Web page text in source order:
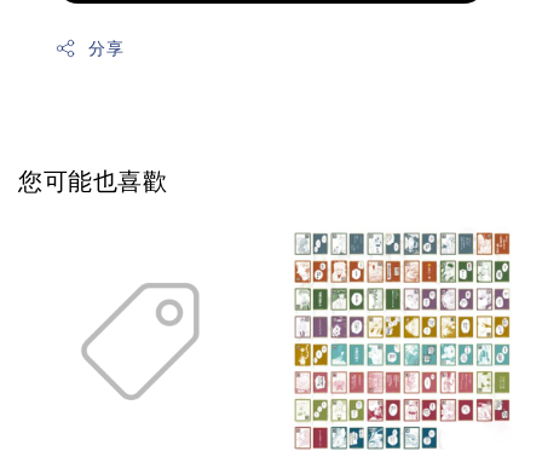
分享
您可能也喜歡